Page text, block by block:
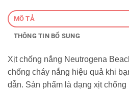
MÔ TẢ
THÔNG TIN BỔ SUNG
Xịt chống nắng Neutrogena
chống cháy nắng hiệu quả khi
dẫn. Sản phẩm là dạng xịt